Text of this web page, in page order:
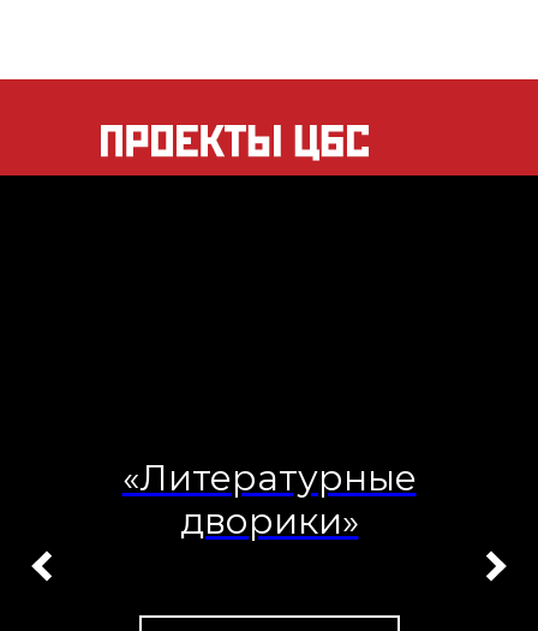
«Литературные
дворики»